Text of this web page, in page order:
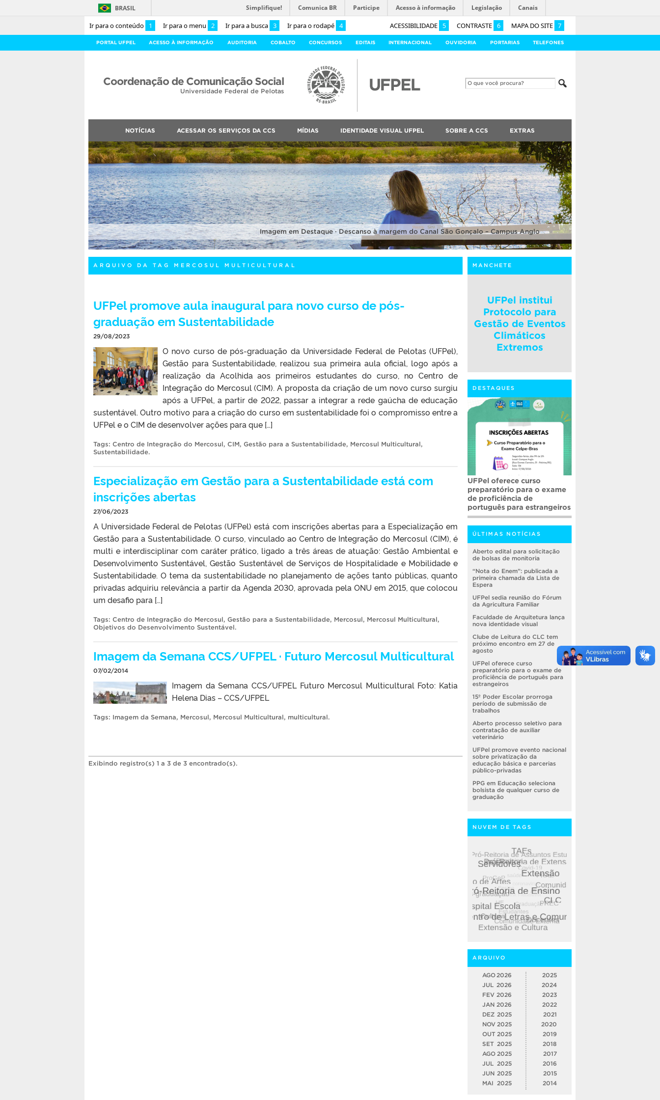
Ir para o conteúdo 1 Ir para o menu 2 Ir para a busca 3 Ir para o rodapé 4 ACESSIBILIDADE 5 CONTRASTE 6 MAPA DO SITE 7
BRASIL Simplifique! Comunica BR Participe Acesso à informação Legislação Canais
PORTAL UFPEL ACESSO À INFORMAÇÃO AUDITORIA COBALTO CONCURSOS EDITAIS INTERNACIONAL OUVIDORIA PORTARIAS TELEFONES
Coordenação de Comunicação Social
Universidade Federal de Pelotas
NOTÍCIAS ACESSAR OS SERVIÇOS DA CCS MÍDIAS IDENTIDADE VISUAL UFPEL SOBRE A CCS EXTRAS
Imagem em Destaque · Descanso à margem do Canal São Gonçalo – Campus Anglo
ARQUIVO DA TAG MERCOSUL MULTICULTURAL
UFPel promove aula inaugural para novo curso de pós-
graduação em Sustentabilidade
29/08/2023
O novo curso de pós-graduação da Universidade Federal de Pelotas (UFPel),
Gestão para Sustentabilidade, realizou sua primeira aula oficial, logo após a
realização da Acolhida aos primeiros estudantes do curso, no Centro de
Integração do Mercosul (CIM). A proposta da criação de um novo curso surgiu
após a UFPel, a partir de 2022, passar a integrar a rede gaúcha de educação
sustentável. Outro motivo para a criação do curso em sustentabilidade foi o compromisso entre a
UFPel e o CIM de desenvolver ações para que […]
Tags: Centro de Integração do Mercosul, CIM, Gestão para a Sustentabilidade, Mercosul Multicultural,
Sustentabilidade.
Especialização em Gestão para a Sustentabilidade está com
inscrições abertas
27/06/2023
A Universidade Federal de Pelotas (UFPel) está com inscrições abertas para a Especialização em
Gestão para a Sustentabilidade. O curso, vinculado ao Centro de Integração do Mercosul (CIM), é
multi e interdisciplinar com caráter prático, ligado a três áreas de atuação: Gestão Ambiental e
Desenvolvimento Sustentável, Gestão Sustentável de Serviços de Hospitalidade e Mobilidade e
Sustentabilidade. O tema da sustentabilidade no planejamento de ações tanto públicas, quanto
privadas adquiriu relevância a partir da Agenda 2030, aprovada pela ONU em 2015, que colocou
um desafio para […]
Tags: Centro de Integração do Mercosul, Gestão para a Sustentabilidade, Mercosul, Mercosul Multicultural,
Objetivos do Desenvolvimento Sustentável.
Imagem da Semana CCS/UFPEL · Futuro Mercosul Multicultural
07/02/2014
Imagem da Semana CCS/UFPEL Futuro Mercosul Multicultural Foto: Katia
Helena Dias – CCS/UFPEL
Tags: Imagem da Semana, Mercosul, Mercosul Multicultural, multicultural.
Exibindo registro(s) 1 a 3 de 3 encontrado(s).
MANCHETE
UFPel institui
Protocolo para
Gestão de Eventos
Climáticos
Extremos
DESTAQUES
UFPel oferece curso
preparatório para o exame
de proficiência de
português para estrangeiros
ÚLTIMAS NOTÍCIAS
Aberto edital para solicitação
de bolsas de monitoria
“Nota do Enem”: publicada a
primeira chamada da Lista de
Espera
UFPel sedia reunião do Fórum
da Agricultura Familiar
Faculdade de Arquitetura lança
nova identidade visual
Clube de Leitura do CLC tem
próximo encontro em 27 de
agosto
UFPel oferece curso
preparatório para o exame de
proficiência de português para
estrangeiros
15º Poder Escolar prorroga
período de submissão de
trabalhos
Aberto processo seletivo para
contratação de auxiliar
veterinário
UFPel promove evento nacional
sobre privatização da
educação básica e parcerias
público-privadas
PPG em Educação seleciona
bolsista de qualquer curso de
graduação
NUVEM DE TAGS
ARQUIVO
AGO 2026
JUL 2026
FEV 2026
JAN 2026
DEZ 2025
NOV 2025
OUT 2025
SET 2025
AGO 2025
JUL
2025
JUN 2025
MAI
2025
2025
2024
2023
2022
2021
2020
2019
2018
2017
2016
2015
2014